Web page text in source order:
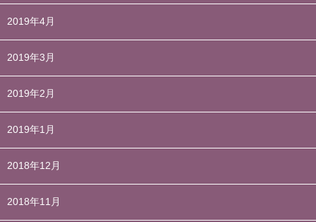
2019年4月
2019年3月
2019年2月
2019年1月
2018年12月
2018年11月